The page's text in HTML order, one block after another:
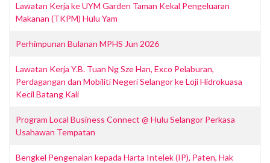
Lawatan Kerja ke UYM Garden Taman Kekal Pengeluaran
Makanan (TKPM) Hulu Yam
Perhimpunan Bulanan MPHS Jun 2026
Lawatan Kerja Y.B. Tuan Ng Sze Han, Exco Pelaburan,
Perdagangan dan Mobiliti Negeri Selangor ke Loji Hidrokuasa
Kecil Batang Kali
Program Local Business Connect @ Hulu Selangor Perkasa
Usahawan Tempatan
Bengkel Pengenalan kepada Harta Intelek (IP), Paten, Hak